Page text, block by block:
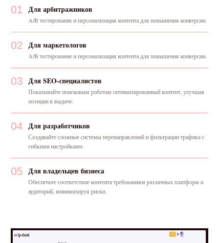
01 Для арбитражников
A/B тестирование и персонализация контента для повышения конверсии.
02 Для маркетологов
A/B тестирование и персонализация контента для повышения конверсии.
03 Для SEO-специалистов
Показывайте поисковым роботам оптимизированный контент, улучшая
позиции в выдаче.
04 Для разработчиков
Создавайте сложные системы перенаправлений и фильтрации трафика с
гибкими настройками.
05 Для владельцев бизнеса
Обеспечьте соответствие контента требованиям различных платформ и
аудиторий, минимизируя риски.